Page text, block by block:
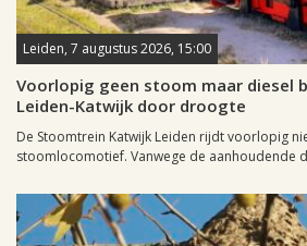
Leiden, 7 augustus 2026, 15:00
Voorlopig geen stoom maar diesel
Leiden-Katwijk door droogte
De Stoomtrein Katwijk Leiden rijdt voorlopig
stoomlocomotief. Vanwege de aanhoudende